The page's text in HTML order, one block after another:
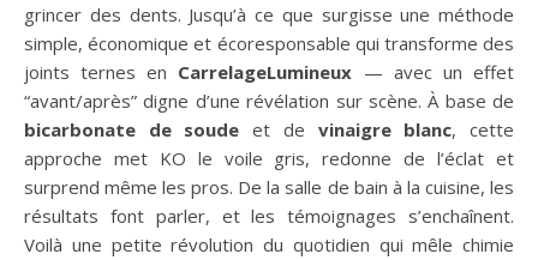
grincer des dents. Jusqu’à ce que surgisse une méthode
simple, économique et écoresponsable qui transforme des
joints ternes en CarrelageLumineux — avec un effet
“avant/après” digne d’une révélation sur scène. À base de
bicarbonate de soude et de vinaigre blanc, cette
approche met KO le voile gris, redonne de l’éclat et
surprend même les pros. De la salle de bain à la cuisine, les
résultats font parler, et les témoignages s’enchaînent.
Voilà une petite révolution du quotidien qui mêle chimie